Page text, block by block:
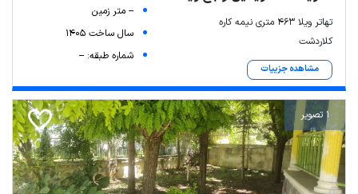
تهاتر ویلا ۴۶۳ متری نیمه کاره
کلاردشت
مشاهده جزییات
-- متر زمین
سال ساخت 1405
شماره طبقه: --
1 تصویر